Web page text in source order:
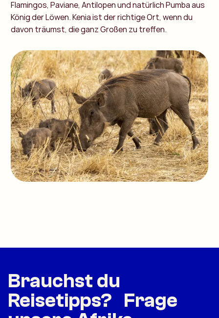
Flamingos, Paviane, Antilopen und natürlich Pumba aus
König der Löwen. Kenia ist der richtige Ort, wenn du
davon träumst, die ganz Großen zu treffen.
Brauchst du
Reisetipps? Frage